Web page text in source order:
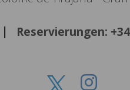
Reservierungen: